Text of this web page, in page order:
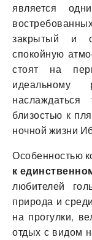
является
закрытый и
спокойную
стоят на
идеальному
близостью к
ночной жизни
Особенностью
к
любителей
природа и
на прогулки,
отдых с видом